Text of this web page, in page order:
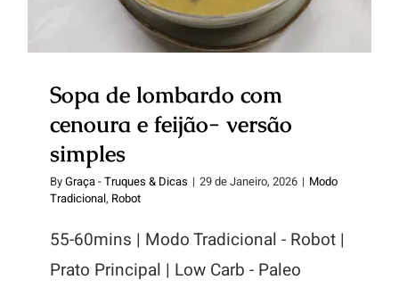
Sopa de lombardo com
cenoura e feijão- versão
simples
ByGraça - Truques & Dicas | 29 de Janeiro, 2026 | Modo
Tradicional, Robot
55-60mins | Modo Tradicional - Robot |
Prato Principal | Low Carb - Paleo